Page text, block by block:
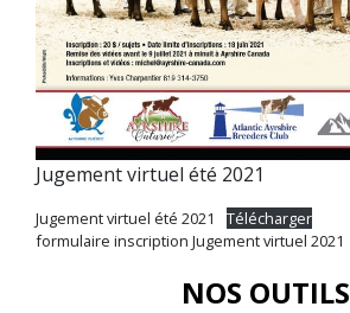
Jugement virtuel été 2021
Jugement virtuel été 2021
Télécharger
formulaire inscription Jugement virtuel 2021
NOS OUTILS